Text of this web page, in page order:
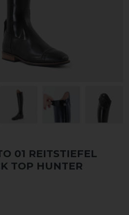
01 REITSTIEFEL
TOP HUNTER